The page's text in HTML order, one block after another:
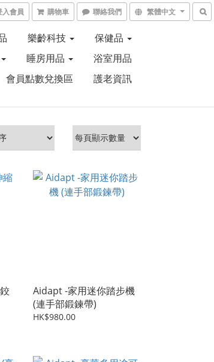
入會員 購物車 聯絡我們 繁體中文
樂齡科技
保健品
睡房用品
浴室用品
會員點數兌換區
護老資訊
Aidapt -家用迷你踏步機
(連手部鍛鍊帶)
HK$980.00